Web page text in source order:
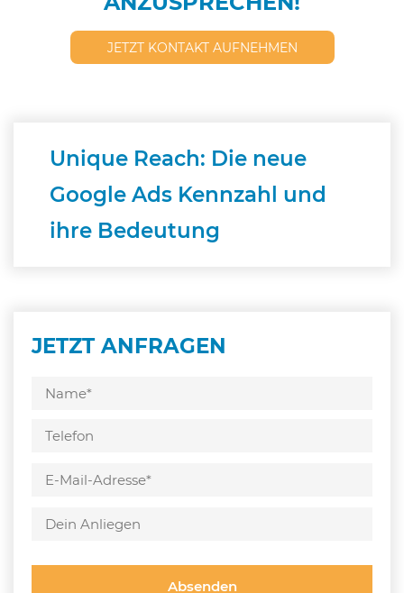
JETZT KONTAKT AUFNEHMEN
Unique Reach: Die neue
Google Ads Kennzahl und
ihre Bedeutung
JETZT ANFRAGEN
Bitte
dieses
Bitte
dieses